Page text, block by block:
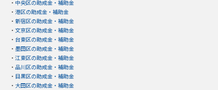
・ 中央区の助成金・補助金
・ 港区の助成金・補助金
・ 新宿区の助成金・補助金
・ 文京区の助成金・補助金
・ 台東区の助成金・補助金
・ 墨田区の助成金・補助金
・ 江東区の助成金・補助金
・ 品川区の助成金・補助金
・ 目黒区の助成金・補助金
・ 大田区の助成金・補助金